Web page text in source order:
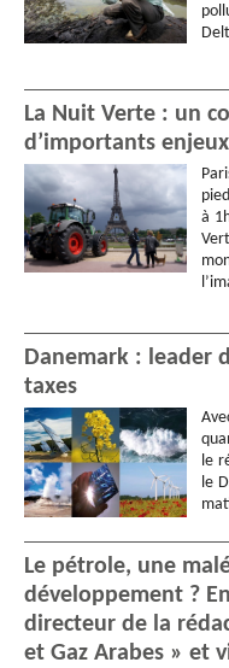
La Nuit Verte : un
d’importants
à
Danemark : leader
taxes
le
le
Le pétrole, une
développement ?
directeur de la
et Gaz Arabes » et